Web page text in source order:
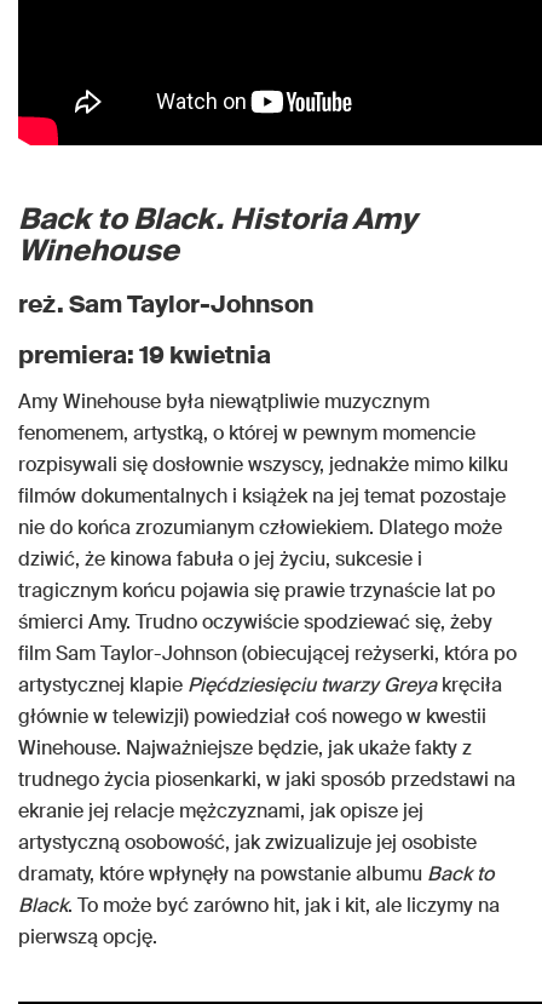
Back to Black. Historia Amy
Winehouse
reż. Sam Taylor-Johnson
premiera: 19 kwietnia
Amy Winehouse była niewątpliwie muzycznym
fenomenem, artystką, o której w pewnym momencie
rozpisywali się dosłownie wszyscy, jednakże mimo kilku
filmów dokumentalnych i książek na jej temat pozostaje
nie do końca zrozumianym człowiekiem. Dlatego może
dziwić, że kinowa fabuła o jej życiu, sukcesie i
tragicznym końcu pojawia się prawie trzynaście lat po
śmierci Amy. Trudno oczywiście spodziewać się, żeby
film Sam Taylor-Johnson (obiecującej reżyserki, która po
artystycznej klapie Pięćdziesięciu twarzy Greyakręciła
głównie w telewizji) powiedział coś nowego w kwestii
Winehouse. Najważniejsze będzie, jak ukaże fakty z
trudnego życia piosenkarki, w jaki sposób przedstawi na
ekranie jej relacje mężczyznami, jak opisze jej
artystyczną osobowość, jak zwizualizuje jej osobiste
dramaty, które wpłynęły na powstanie albumu Back to
Black. To może być zarówno hit, jak i kit, ale liczymy na
pierwszą opcję.